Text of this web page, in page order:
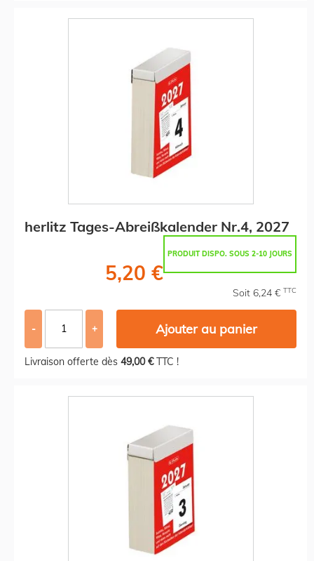
herlitz Tages-Abreißkalender Nr.4, 2027
PRODUIT DISPO. SOUS 2-10 JOURS
5,20 €
Soit 6,24 € TTC
- + Ajouter au panier
Livraison offerte dès 49,00 €TTC !